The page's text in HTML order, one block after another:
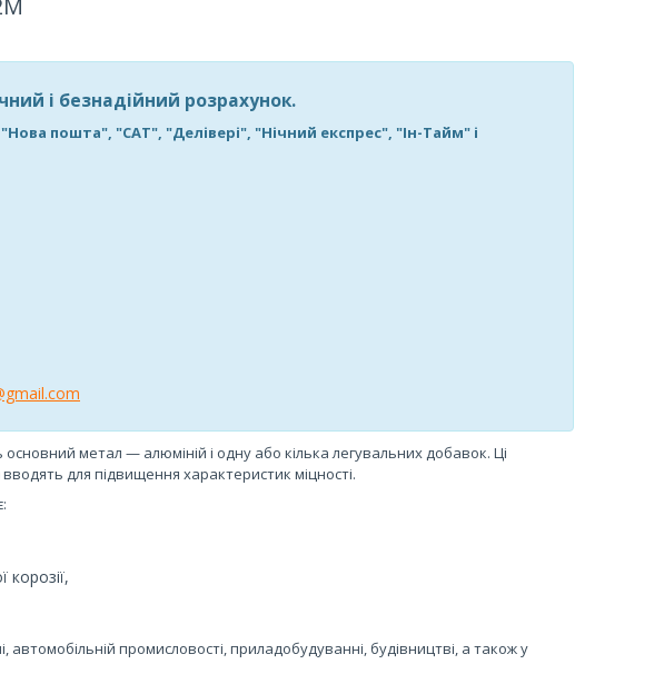
і безнадійний розрахунок.
пошта", "САТ", "Делівері", "Нічний експрес", "Ін-Тайм" і
основний метал — алюміній і одну або кілька легувальних добавок. Ці
для підвищення характеристик міцності.
корозії,
автомобільній промисловості, приладобудуванні, будівництві, а також у